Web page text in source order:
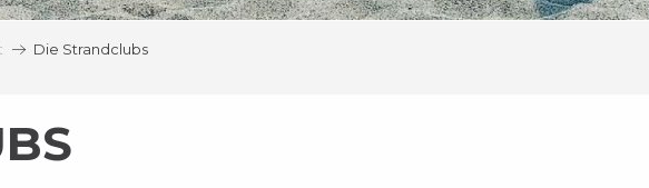
Die Strandclubs